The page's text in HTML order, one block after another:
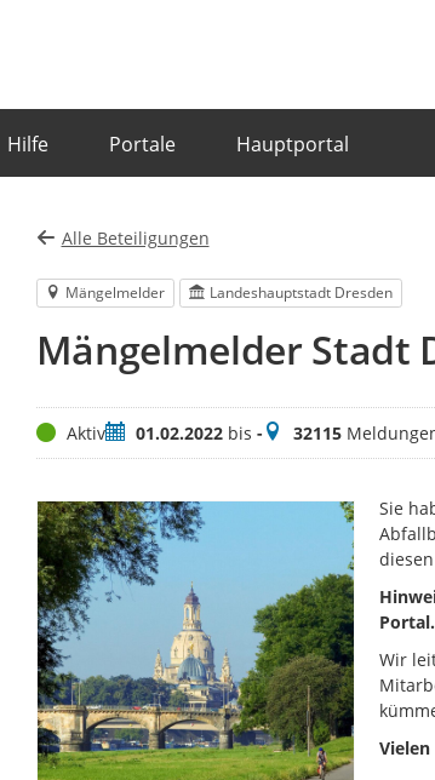
Hilfe Portale Hauptportal
Alle Beteiligungen
Mängelmelder Landeshauptstadt Dresden
Mängelmelder Stadt
StatusAktivZeitraum
01.02.2022bis -Meldungen
32115
Sie
Wir